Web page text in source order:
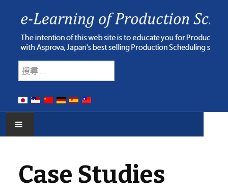
搜索
E-LEARNING
Case Studies